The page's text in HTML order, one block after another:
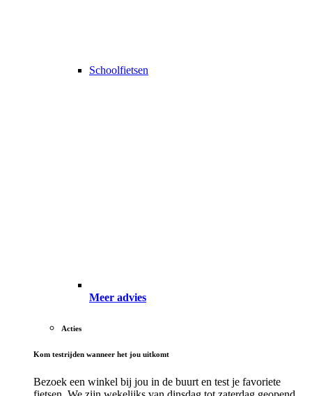
Schoolfietsen
Meer advies
Acties
Kom testrijden wanneer het jou uitkomt
Bezoek een winkel bij jou in de buurt en test je favoriete